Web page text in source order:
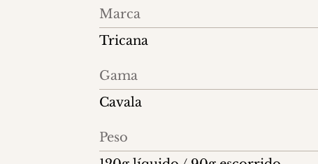
Informações
do
Marca
Tricana
Gama
Cavala
Peso